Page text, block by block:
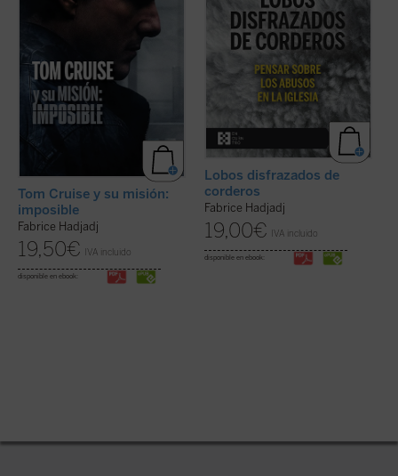
Tom Cruise y su misión:
imposible
Fabrice Hadjadj
19,50€ IVA incluido
disponible en ebook:
Lobos disfrazados de
corderos
Fabrice Hadjadj
19,00€ IVA incluido
disponible en ebook: